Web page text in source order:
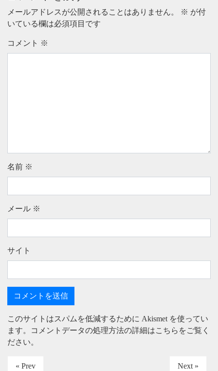
メールアドレスが公開されることはありません。 ※ が付
いている欄は必須項目です
コメント ※
名前 ※
メール ※
サイト
このサイトはスパムを低減するために Akismet を使ってい
ます。
コメントデータの処理方法の詳細はこちらをご覧く
ださい。
« Prev Next »